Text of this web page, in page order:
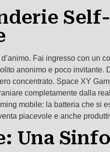
Fai ingresso con un
anonimo e poco
concentrato. Space XY
completamente dalla
mobile: la batteria che si
piacevole e anche
Una